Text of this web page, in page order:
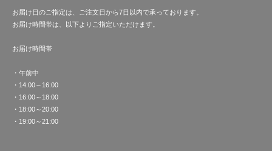
お届け日のご指定は、ご注文日から7日以内で承っております。
お届け時間帯は、以下よりご指定いただけます。
お届け時間帯
・午前中
・14:00～16:00
・16:00～18:00
・18:00～20:00
・19:00～21:00